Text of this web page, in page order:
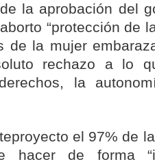
la aprobación del
“protección de
de la mujer
rechazo a lo
la
el 97% de
hacer de forma
Emmeline, un
hechos…no
La Unión Social y
Mujeres fundada y
Emmeline